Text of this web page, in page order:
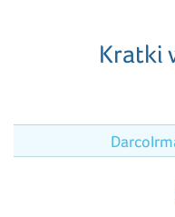
Kratki
Darco